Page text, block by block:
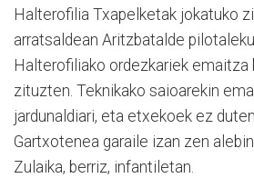
Halterofilia Txapelketak jokatuko
arratsaldean Aritzbatalde
Halterofiliako ordezkariek emaitza
zituzten. Teknikako saioarekin
jardunaldiari, eta etxekoek ez
Gartxotenea garaile izan zen
Zulaika, berriz, infantiletan.